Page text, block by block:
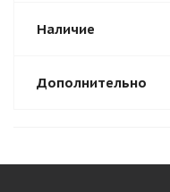
Наличие
Дополнительно